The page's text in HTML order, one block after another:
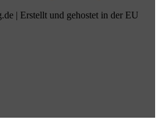
| Erstellt und gehostet in der EU